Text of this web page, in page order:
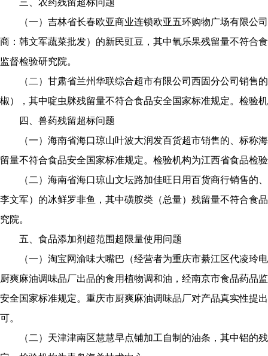
三、农药残留超标问题
（一）吉林省长春欧亚商业连锁欧亚五环购物广场有限
商：韩文军蔬菜批发）的新民豇豆，其中氧乐果残留量不符合
监督检验研究院。
（二）甘肃省兰州华联综合超市有限公司西固分公司销
椒），其中啶虫脒残留量不符合食品安全国家标准规定。检验
四、兽药残留超标问题
（一）海南省海口琼山叶波大润发百货超市销售的、标
留量不符合食品安全国家标准规定。检验机构为江西省食品检
（二）海南省海口琼山文坛路加佳旺日用百货商行销售
李文军）的冰鲜罗非鱼，其中磺胺类（总量）残留量不符合食
究院。
五、食品添加剂超范围超限量使用问题
（一）淘宝网渝味大嘴巴（经营者为重庆市綦江区代凌
厨爽麻油调味品厂出品的食用植物调和油，经南京市食品药品
安全国家标准规定。重庆市厨爽麻油调味品厂对产品真实性提
可。
（二）天津津南区慧慧早点铺加工自制的油条，其中铝